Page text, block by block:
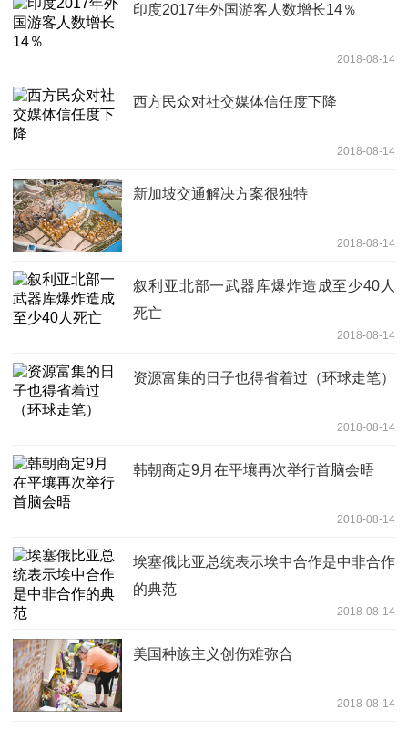
印度2017年外国游客人数增长14％
2018-08-14
西方民众对社交媒体信任度下降
2018-08-14
新加坡交通解决方案很独特
2018-08-14
叙利亚北部一武器库爆炸造成至少40人
死亡
2018-08-14
资源富集的日子也得省着过（环球走笔）
2018-08-14
韩朝商定9月在平壤再次举行首脑会晤
2018-08-14
埃塞俄比亚总统表示埃中合作是中非合作
的典范
2018-08-14
美国种族主义创伤难弥合
2018-08-14